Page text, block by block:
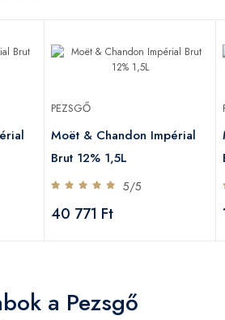
PEZSGŐ
Moët & Chandon Impérial
Brut 12% 1,5L
5/5
40 771 Ft
a Pezsgő